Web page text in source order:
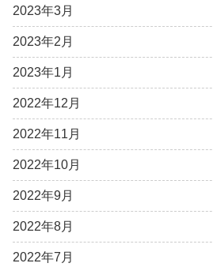
2023年3月
2023年2月
2023年1月
2022年12月
2022年11月
2022年10月
2022年9月
2022年8月
2022年7月